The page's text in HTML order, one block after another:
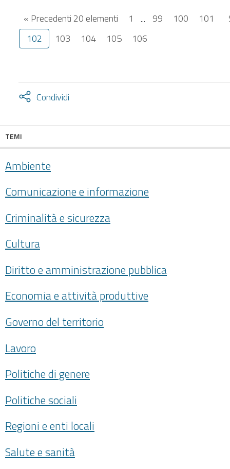
« Precedenti 20 elementi 1 ... 99 100
101
102
103 104 105 106
Condividi
Attiva
TEMI
Ambiente
Comunicazione e informazione
Criminalità e sicurezza
Cultura
Diritto e amministrazione pubblica
Economia e attività produttive
Governo del territorio
Lavoro
Politiche di genere
Politiche sociali
Regioni e enti locali
Salute e sanità